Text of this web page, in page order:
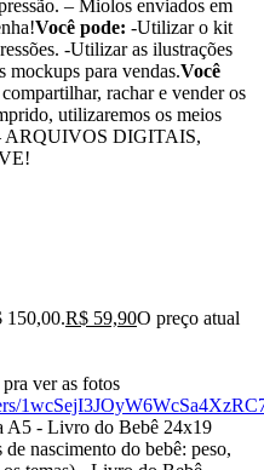
– Miolos enviados em
Você pode: -Utilizar o kit
-Utilizar as ilustrações
mockups para vendas.Você
rachar e vender os
utilizaremos os meios
ARQUIVOS DIGITAIS,
150,00.R$ 59,90O preço atual
ver as fotos
A5 - Livro do Bebê 24x19
nascimento do bebê: peso,